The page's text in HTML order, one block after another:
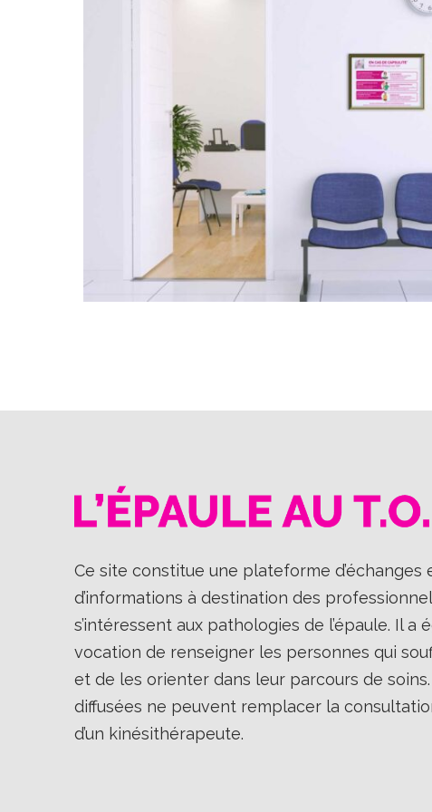
Ce site constitue une plateforme d’échanges
d’informations à destination des
s’intéressent aux pathologies de l’épaule. Il a
vocation de renseigner les personnes qui
et de les orienter dans leur parcours de
diffusées ne peuvent remplacer la
d’un kinésithérapeute.